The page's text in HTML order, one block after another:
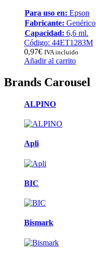
Para uso en: Epson
Fabricante: Genérico
Capacidad: 6,6 ml.
Código: 44ET1283M
0,97€ IVA incluido
Añadir al carrito
Brands Carousel
ALPINO
Apli
BIC
Bismark